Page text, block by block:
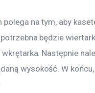
na tym, aby
będzie
Następnie
wysokość. W